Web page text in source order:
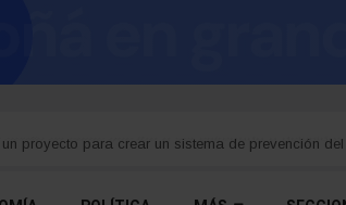
en carne que iba a ser entregada a detenidos